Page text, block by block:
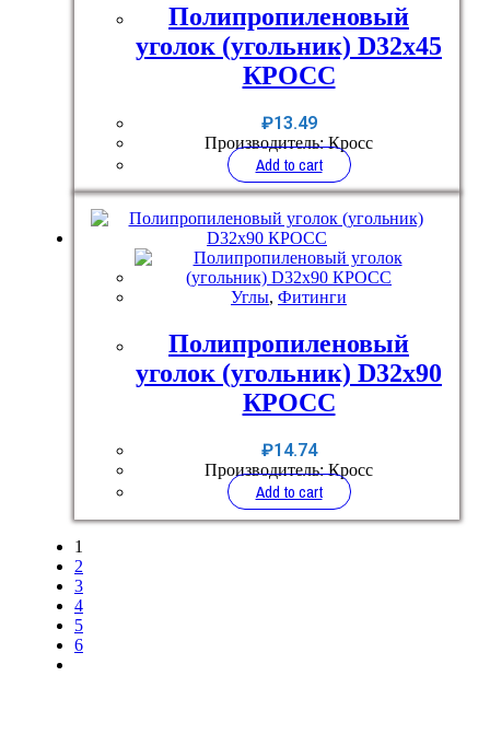
Полипропиленовый
уголок (угольник) D32x45
КРОСС
₽13.49
Производитель: Кросс
Add to cart
Углы, Фитинги
Полипропиленовый
уголок (угольник) D32x90
КРОСС
₽14.74
Производитель: Кросс
Add to cart
1
2
3
4
5
6